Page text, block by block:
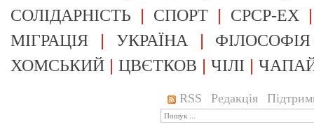
СОЛІДАРНІСТЬ | СПОРТ | СРСР-EX
МІГРАЦІЯ | УКРАЇНА | ФІЛОСОФІЯ
ХОМСЬКИЙ | ЦВЄТКОВ | ЧІЛІ |
RSS Редакція